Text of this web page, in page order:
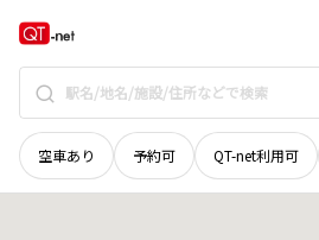
空車あり 予約可 QT-net利用可
奈良県